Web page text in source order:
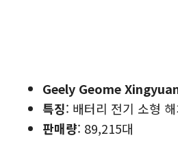
Geely Geome
특징: 배터리 전기 소형
판매량: 89,215대